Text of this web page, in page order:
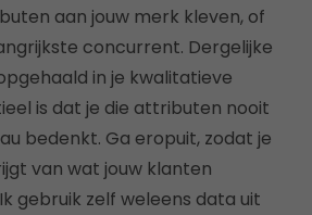
aan jouw merk kleven, of
concurrent. Dergelijke
in je kwalitatieve
is dat je die attributen nooit
bedenkt. Ga eropuit, zodat je
van wat jouw klanten
gebruik zelf weleens data uit